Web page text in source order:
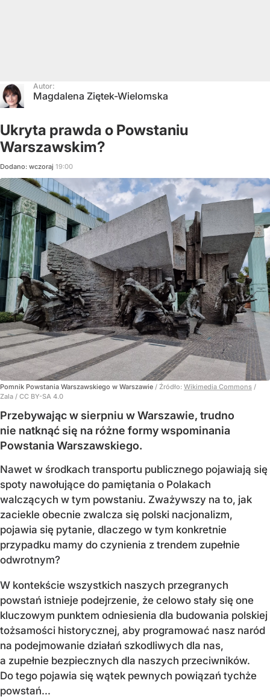
Autor:
Magdalena Ziętek-Wielomska
Ukryta prawda o Powstaniu
Warszawskim?
Dodano: wczoraj 19:00
Pomnik Powstania Warszawskiego w Warszawie / Źródło: Wikimedia Commons /
Zala / CC BY-SA 4.0
Przebywając w sierpniu w Warszawie, trudno
nie natknąć się na różne formy wspominania
Powstania Warszawskiego.
Nawet w środkach transportu publicznego pojawiają się
spoty nawołujące do pamiętania o Polakach
walczących w tym powstaniu. Zważywszy na to, jak
zaciekle obecnie zwalcza się polski nacjonalizm,
pojawia się pytanie, dlaczego w tym konkretnie
przypadku mamy do czynienia z trendem zupełnie
odwrotnym?
W kontekście wszystkich naszych przegranych
powstań istnieje podejrzenie, że celowo stały się one
kluczowym punktem odniesienia dla budowania polskiej
tożsamości historycznej, aby programować nasz naród
na podejmowanie działań szkodliwych dla nas,
a zupełnie bezpiecznych dla naszych przeciwników.
Do tego pojawia się wątek pewnych powiązań tychże
powstań...